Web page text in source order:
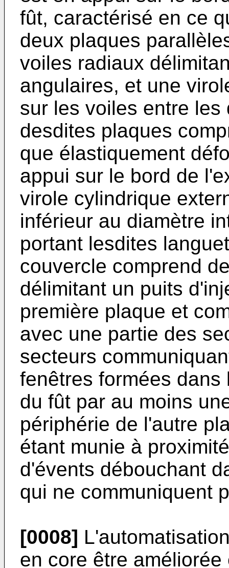
fût, caractérisé en ce
deux plaques
voiles radiaux
angulaires, et une
sur les voiles entre
desdites plaques
que élastiquement
appui sur le bord de
virole cylindri­que
inférieur au diamètre
portant lesdites
couvercle comprend
délimitant un puits
première plaque et
avec une partie des
sec­teurs
fenêtres for­mées
du fût par au moins
périphérie de l'autre
étant munie à
d'évents débouchant
qui ne communiquent
[0008]
en­ core être